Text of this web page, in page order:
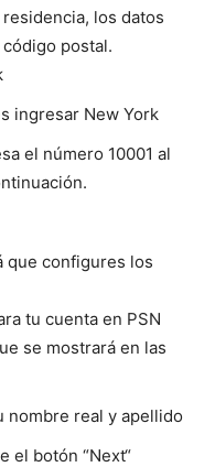
los datos
postal.
ingresar New York
el número 10001 al
que configures los
tu cuenta en PSN
se mostrará en las
nombre real y apellido
el botón “Next“